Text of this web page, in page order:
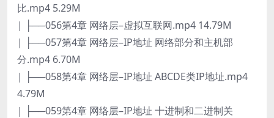
比.mp4 5.29M
| ├──056第4章 网络层–虚拟互联网.mp4 14.79M
| ├──057第4章 网络层–IP地址 网络部分和主机部
分.mp4 6.70M
| ├──058第4章 网络层–IP地址 ABCDE类IP地址.mp4
4.79M
| ├──059第4章 网络层–IP地址 十进制和二进制关